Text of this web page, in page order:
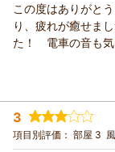
この度は、京セラ
ただき、大変光栄
チェックイン時に
存じますが、ス
また、ライブでの
ホテルソビアル大
フロント
この度はありがと
り、疲れが癒せま
た！ 電車の音も気
投稿者： なべちゃんさ
宿泊プラン： 【連泊エ
掃なしでお得に＜駅チ
3
項目別評価： 部屋 3